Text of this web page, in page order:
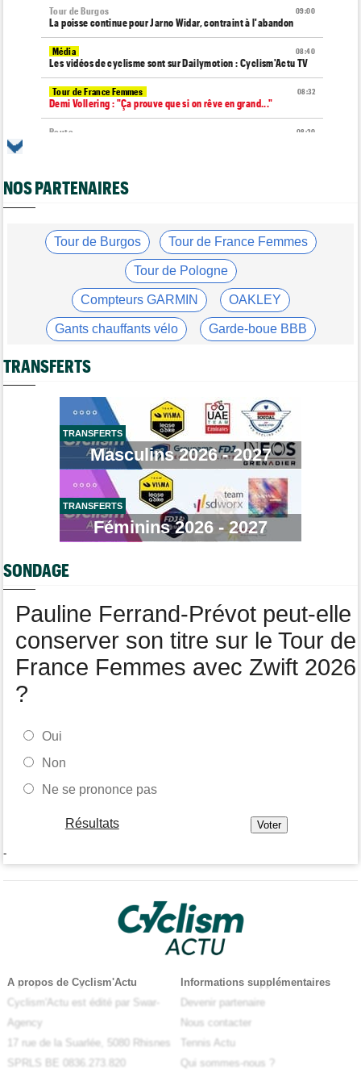
09:00
Tour de Burgos
La poisse continue pour Jarno Widar, contraint à l'abandon
08:40
Média
Les vidéos de cyclisme sont sur Dailymotion : Cyclism'Actu TV
08:32
Tour de France Femmes
Demi Vollering : "Ça prouve que si on rêve en grand..."
08:20
Route
Tour de France Femmes
La peloton du Tour de France Femmes... 21 abandons
Anton Schiffer encore victime d'une fracture de la clavicule
Tour de France Femmes
Chaînes et horaires… La diffusion TV de la 9e étape du Tour
Tour de France Femmes
Pauline Ferrand-Prévot a abandonné le Tour Femmes, malade
Felix Gall : "Ma 1ère victoire sur un classement général..."
Cyclism’Actu recrute des rédacteurs… toutes les infos ici !
Transfert
Lotto-Intermarché fait passer pro trois jeunes de sa formation
08/08
Transfert
Joe Blackmore devrait signer chez une armada du WorldTour
Route
Émilien Jacquelin va faire ses débuts en compétition le 16 août
La sélection française pour les Championnats du monde
NOS PARTENAIRES
Tour de Burgos Tour de France Femmes
Tour de Pologne
Compteurs GARMIN OAKLEY
Gants chauffants vélo Garde-boue BBB
Casque ABUS
TRANSFERTS
TRANSFERTS
Masculins 2026 - 2027
TRANSFERTS
Féminins 2026 - 2027
SONDAGE
Pauline Ferrand-Prévot peut-elle
conserver son titre sur le Tour de
France Femmes avec Zwift 2026
?
Oui
Non
Ne se prononce pas
Résultats
-
A propos de Cyclism'Actu
Cyclism'Actu est édité par Swar-
Agency
17 rue de la Suarlée, 5080 Rhisnes
SPRLS BE 0836.273.820
Informations supplémentaires
Devenir partenaire
Nous contacter
Tennis Actu
Qui sommes-nous ?